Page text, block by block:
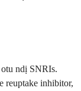
ndị SNRIs.
reuptake inhibitor,